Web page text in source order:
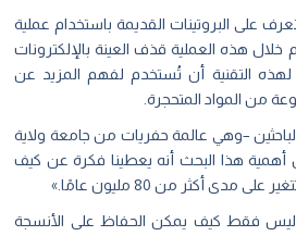
على البروتينات القديمة باستخدام عملية
خلال هذه العملية قذف العينة بالإلكترونات
التقنية أن تُستخدم لفهم المزيد عن
من المواد المتحجرة.
–وهي عالمة حفريات من جامعة ولاية
أهمية هذا البحث أنه يعطينا فكرة عن كيف
مدى أكثر من 80 مليون عامًا.»
ليس فقط كيف يمكن الحفاظ على الأنسجة